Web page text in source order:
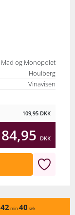
Mad og Monopolet
Houlberg
Vinavisen
109,95 DKK
84,95 DKK
42 min 40 sek